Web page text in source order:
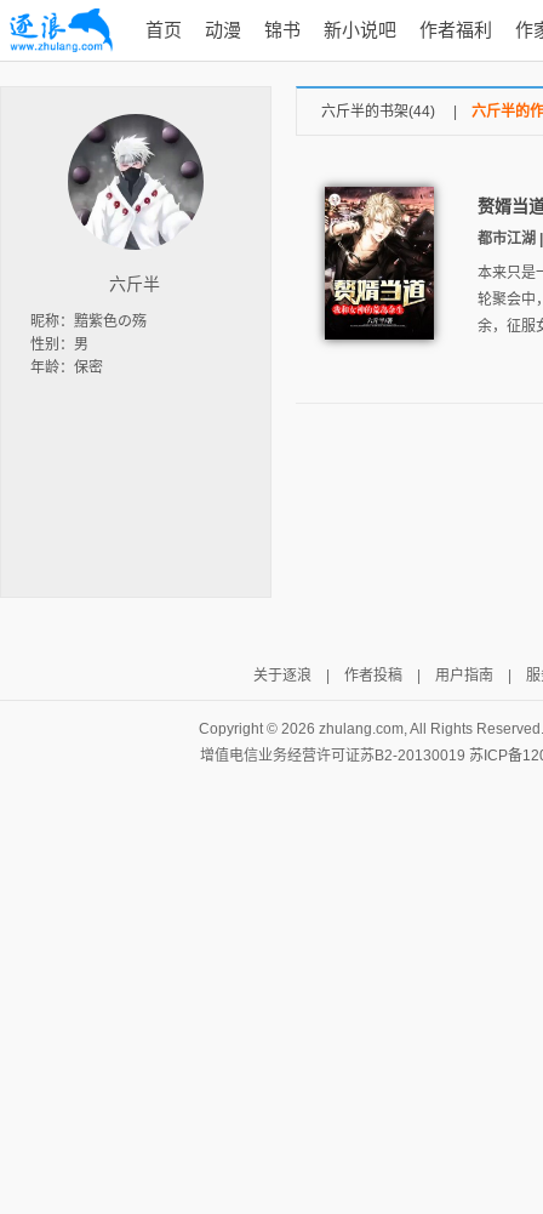
首页 动漫 锦书 新小说吧 作者福利 作
六斤半
昵称：黯紫色の殇
性别：男
年龄：保密
六斤半的书架(44) 六斤半的
赘婿当
都市江湖
本来只是
轮聚会中
余，征
关于逐浪 作者投稿| 用户指南 服
Copyright © 2026 zhulang.com, All Rights
增值电信业务经营许可证苏B2-20130019 苏ICP备